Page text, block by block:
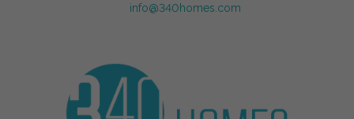
info@340homes.com